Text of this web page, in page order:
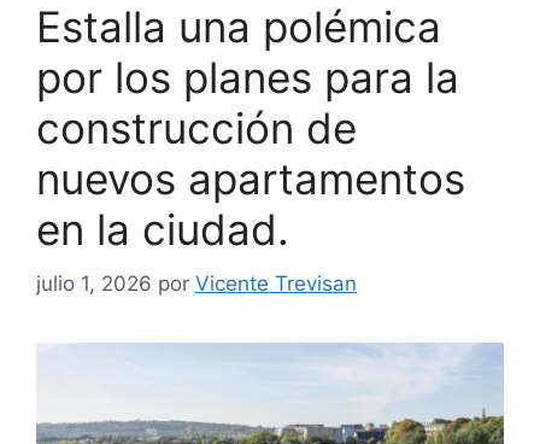
Estalla una polémica
por los planes para la
construcción de
nuevos apartamentos
en la ciudad.
julio 1, 2026 por Vicente Trevisan